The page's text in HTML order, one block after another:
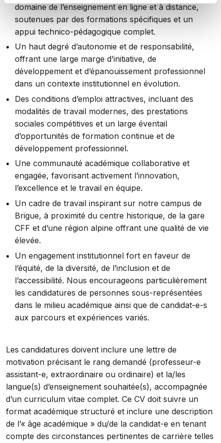
domaine de l’enseignement en ligne et à distance,
soutenues par des formations spécifiques et un
appui technico-pédagogique complet.
Un haut degré d’autonomie et de responsabilité,
offrant une large marge d’initiative, de
développement et d’épanouissement professionnel
dans un contexte institutionnel en évolution.
Des conditions d’emploi attractives, incluant des
modalités de travail modernes, des prestations
sociales compétitives et un large éventail
d’opportunités de formation continue et de
développement professionnel.
Une communauté académique collaborative et
engagée, favorisant activement l’innovation,
l’excellence et le travail en équipe.
Un cadre de travail inspirant sur notre campus de
Brigue, à proximité du centre historique, de la gare
CFF et d’une région alpine offrant une qualité de vie
élevée.
Un engagement institutionnel fort en faveur de
l’équité, de la diversité, de l’inclusion et de
l’accessibilité. Nous encourageons particulièrement
les candidatures de personnes sous-représentées
dans le milieu académique ainsi que de candidat-e-s
aux parcours et expériences variés.
Les candidatures doivent inclure une lettre de
motivation précisant le rang demandé (professeur-e
assistant-e, extraordinaire ou ordinaire) et la/les
langue(s) d’enseignement souhaitée(s), accompagnée
d’un curriculum vitae complet. Ce CV doit suivre un
format académique structuré et inclure une description
de l’« âge académique » du/de la candidat-e en tenant
compte des circonstances pertinentes de carrière telles